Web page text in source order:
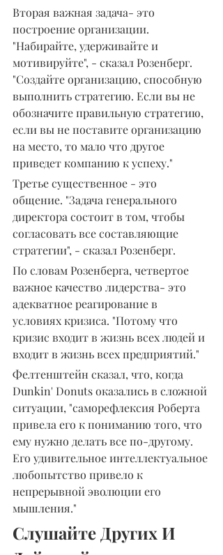
Вторая важная задача- это
построение организации.
"Набирайте, удерживайте и
мотивируйте", - сказал Розенберг.
"Создайте организацию, способную
выполнить стратегию. Если вы не
обозначите правильную стратегию,
если вы не поставите организацию
на место, то мало что другое
приведет компанию к успеху."
Третье существенное - это
общение. "Задача генерального
директора состоит в том, чтобы
согласовать все составляющие
стратегии", - сказал Розенберг.
По словам Розенберга, четвертое
важное качество лидерства- это
адекватное реагирование в
условиях кризиса. "Потому что
кризис входит в жизнь всех людей и
входит в жизнь всех предприятий."
Фелтенштейн сказал, что, когда
Dunkin' Donuts оказались в сложной
ситуации, "саморефлексия Роберта
привела его к пониманию того, что
ему нужно делать все по-другому.
Его удивительное интеллектуальное
любопытство привело к
непрерывной эволюции его
мышления."
Слушайте Других И